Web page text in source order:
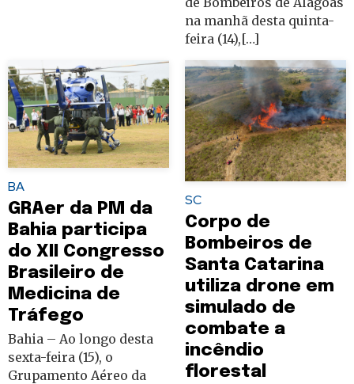
na manhã desta quinta-
feira (14),[…]
BA
GRAer da PM da
Bahia participa
do XII Congresso
Brasileiro de
Medicina de
Tráfego
Bahia – Ao longo desta
sexta-feira (15), o
Grupamento Aéreo da
SC
Corpo de
Bombeiros de
Santa Catarina
utiliza drone em
simulado de
combate a
incêndio
florestal